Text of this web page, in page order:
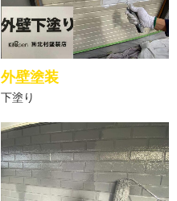
外壁塗装
下塗り